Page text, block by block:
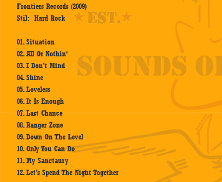
Frontiers Records (2009)
Stil: Hard Rock
01. Situation
02. All Or Nothin‘
03. I Don’t Mind
04. Shine
05. Loveless
06. It Is Enough
07. Last Chance
08. Ranger Zone
09. Down On The Level
10. Only You Can Do
11. My Sanctaury
12. Let’s Spend The Night Together